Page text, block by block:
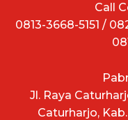
Call
0813-3668-5151 /
Jl. Raya
Caturharjo,